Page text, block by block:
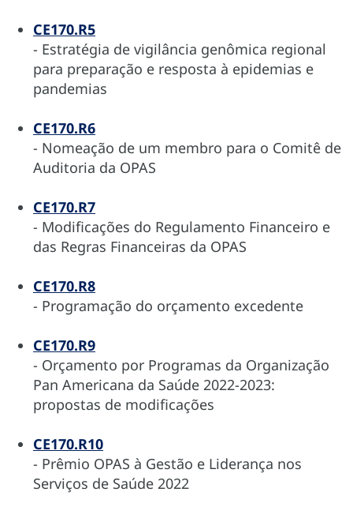
CE170.R5
- Estratégia de vigilância genômica regional
para preparação e resposta à epidemias e
pandemias
CE170.R6
- Nomeação de um membro para o Comitê de
Auditoria da OPAS
CE170.R7
- Modificações do Regulamento Financeiro e
das Regras Financeiras da OPAS
CE170.R8
- Programação do orçamento excedente
CE170.R9
- Orçamento por Programas da Organização
Pan Americana da Saúde 2022-2023:
propostas de modificações
CE170.R10
- Prêmio OPAS à Gestão e Liderança nos
Serviços de Saúde 2022